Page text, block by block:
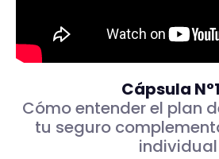
Cápsula
Cómo entender el plan
tu seguro
individual